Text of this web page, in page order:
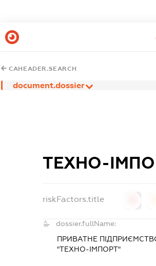
CAHEADER.SEARCH
document.dossier
ТЕХНО-
riskFactors.title
dossier.fullName:
ПРИВАТНЕ
"ТЕХНО-ІМПОРТ"